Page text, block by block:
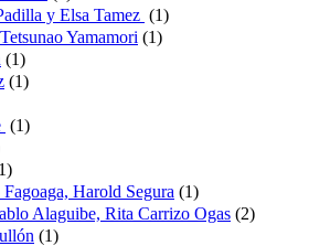
y Elsa Tamez (1)
Yamamori (1)
(1)
(1)
(1)
1)
Harold Segura (1)
Alaguibe, Rita Carrizo Ogas (2)
(1)